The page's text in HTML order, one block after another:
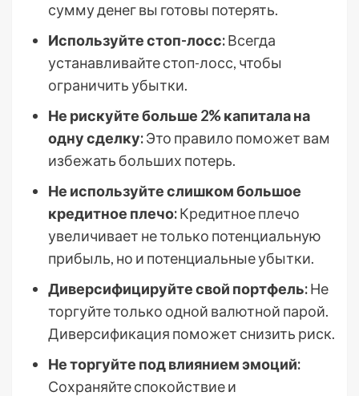
сумму денег вы готовы потерять.
Используйте стоп-лосс:Всегда
устанавливайте стоп-лосс, чтобы
ограничить убытки.
Не рискуйте больше 2% капитала на
одну сделку:Это правило поможет вам
избежать больших потерь.
Не используйте слишком большое
кредитное плечо:Кредитное плечо
увеличивает не только потенциальную
прибыль, но и потенциальные убытки.
Диверсифицируйте свой портфель:Не
торгуйте только одной валютной парой.
Диверсификация поможет снизить риск.
Не торгуйте под влиянием эмоций:
Сохраняйте спокойствие и